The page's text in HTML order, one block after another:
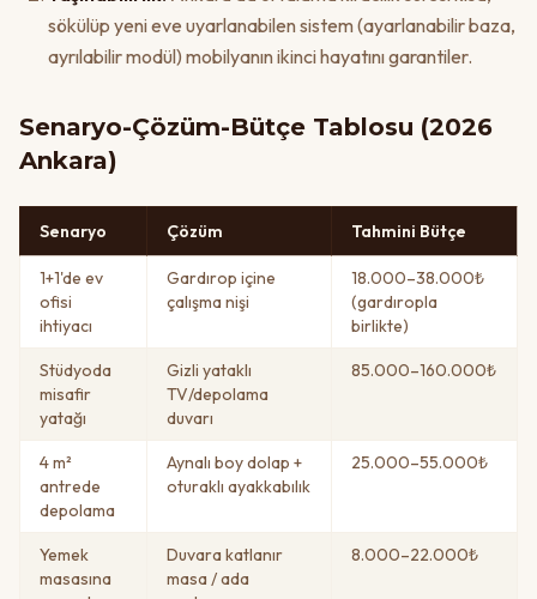
sökülüp yeni eve uyarlanabilen sistem (ayarlanabilir baza,
ayrılabilir modül) mobilyanın ikinci hayatını garantiler.
Senaryo-Çözüm-Bütçe Tablosu (2026
Ankara)
Senaryo Çözüm Tahmini Bütçe
1+1'de ev
ofisi
ihtiyacı
Gardırop içine
çalışma nişi
18.000–38.000₺
(gardıropla
birlikte)
Stüdyoda
misafir
yatağı
Gizli yataklı
TV/depolama
duvarı
85.000–160.000₺
4 m²
antrede
depolama
Aynalı boy dolap +
oturaklı ayakkabılık
25.000–55.000₺
Yemek
masasına
Duvara katlanır
masa / ada
8.000–22.000₺